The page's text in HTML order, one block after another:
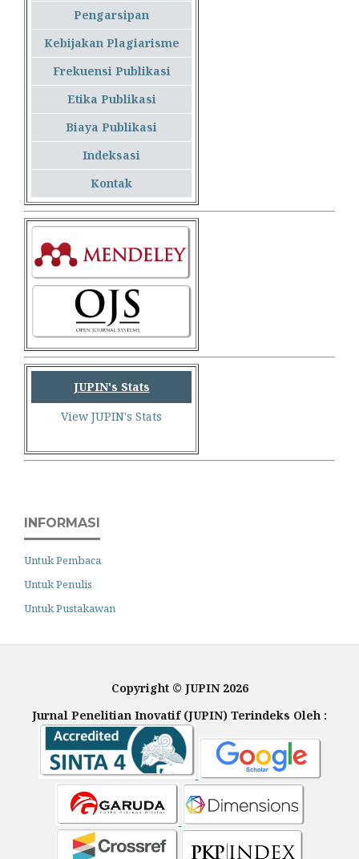
Pengarsipan
Kebijakan Plagiarisme
Frekuensi Publikasi
Etika Publikasi
Biaya Publikasi
Indeksasi
Kontak
JUPIN's Stats
View JUPIN's Stats
INFORMASI
Untuk Pembaca
Untuk Penulis
Untuk Pustakawan
Copyright © JUPIN 2026
Jurnal Penelitian Inovatif (JUPIN) Terindeks Oleh :